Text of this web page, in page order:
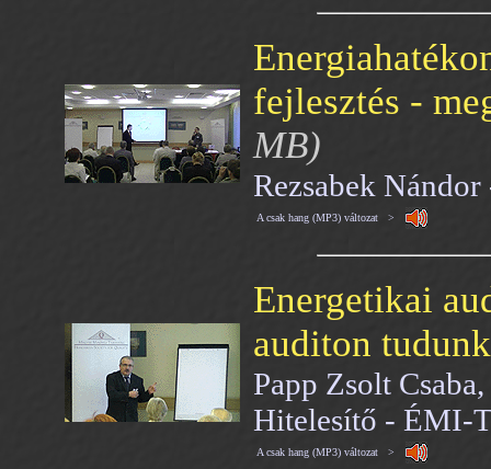
fejlesztés -
MB)
Rezsabek
A csak hang (MP3) változat >
Energetikai
auditon
Papp Zsolt
Hitelesítő - ÉMI-
A csak hang (MP3) változat >